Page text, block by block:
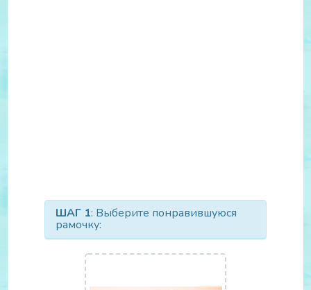
ШАГ 1: Выберите понравившуюся
рамочку: